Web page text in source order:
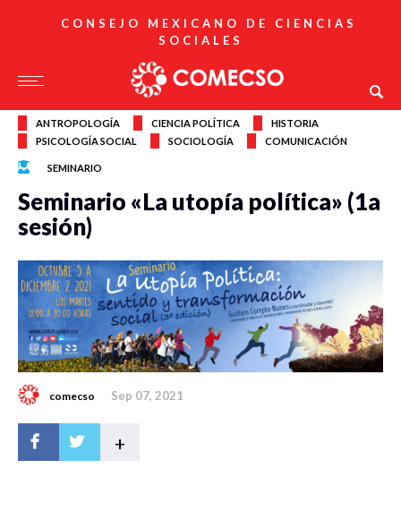
CONSEJO MEXICANO DE CIENCIAS
SOCIALES
ANTROPOLOGÍA CIENCIA POLÍTICA
HISTORIA
PSICOLOGÍA SOCIAL
SOCIOLOGÍA COMUNICACIÓN
SEMINARIO
Seminario «La utopía política» (1a
sesión)
comecso Sep 07, 2021
+